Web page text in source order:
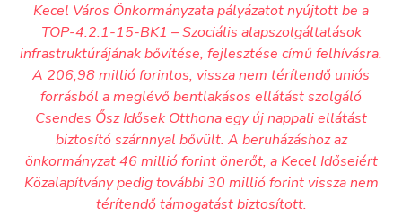
Kecel Város Önkormányzata pályázatot nyújtott be a
TOP-4.2.1-15-BK1 – Szociális alapszolgáltatások
infrastruktúrájának bővítése, fejlesztése című felhívásra.
A 206,98 millió forintos, vissza nem térítendő uniós
forrásból a meglévő bentlakásos ellátást szolgáló
Csendes Ősz Idősek Otthona egy új nappali ellátást
biztosító szárnnyal bővült. A beruházáshoz az
önkormányzat 46 millió forint önerőt, a Kecel Időseiért
Közalapítvány pedig további 30 millió forint vissza nem
térítendő támogatást biztosított.